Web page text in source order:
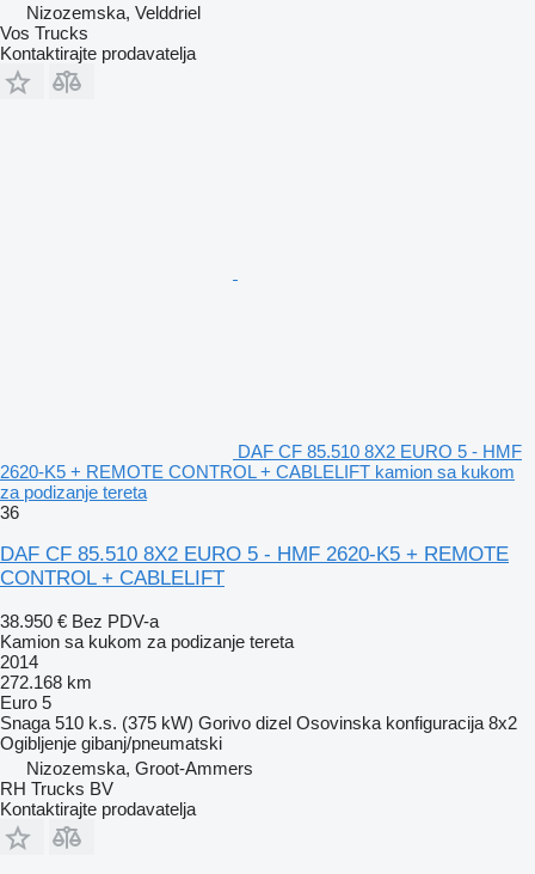
Nizozemska, Velddriel
Vos Trucks
Kontaktirajte prodavatelja
DAF CF 85.510 8X2 EURO 5 - HMF
2620-K5 + REMOTE CONTROL + CABLELIFT kamion sa kukom
za podizanje tereta
36
DAF CF 85.510 8X2 EURO 5 - HMF 2620-K5 + REMOTE
CONTROL + CABLELIFT
38.950 € Bez PDV-a
Kamion sa kukom za podizanje tereta
2014
272.168 km
Euro 5
Snaga 510 k.s. (375 kW) Gorivo dizel Osovinska konfiguracija 8x2
Ogibljenje gibanj/pneumatski
Nizozemska, Groot-Ammers
RH Trucks BV
Kontaktirajte prodavatelja